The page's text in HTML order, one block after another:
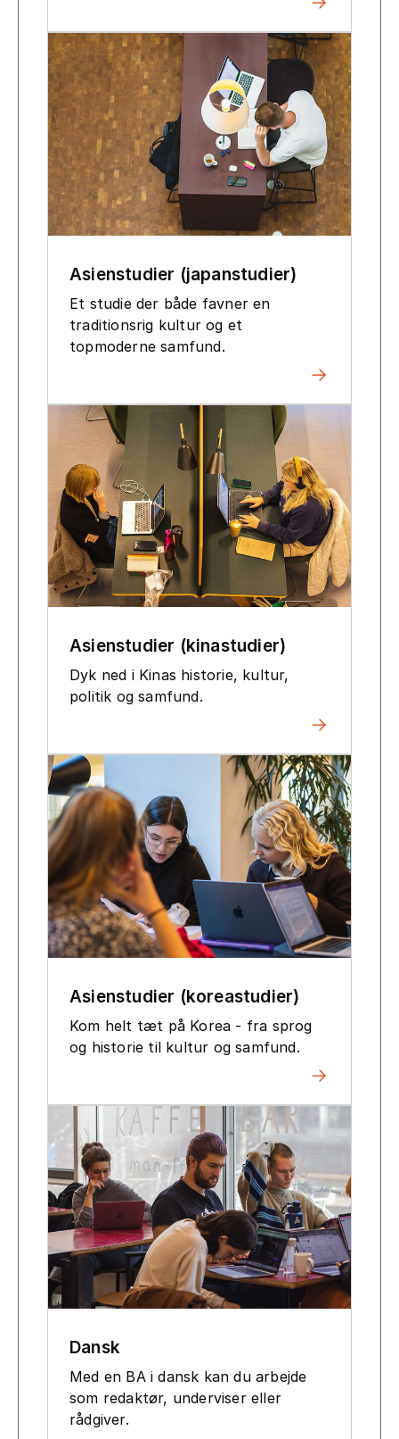
Asienstudier (japanstudier)
Et studie der både favner en
traditionsrig kultur og et
topmoderne samfund.
Asienstudier (kinastudier)
Dyk ned i Kinas historie, kultur,
politik og samfund.
Asienstudier (koreastudier)
Kom helt tæt på Korea - fra sprog
og historie til kultur og samfund.
Dansk
Med en BA i dansk kan du arbejde
som redaktør, underviser eller
rådgiver.